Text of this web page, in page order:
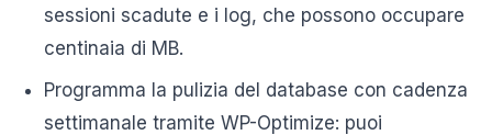
sessioni scadute e i log, che possono occupare
centinaia di MB.
Programma la pulizia del database con cadenza
settimanale tramite WP-Optimize: puoi